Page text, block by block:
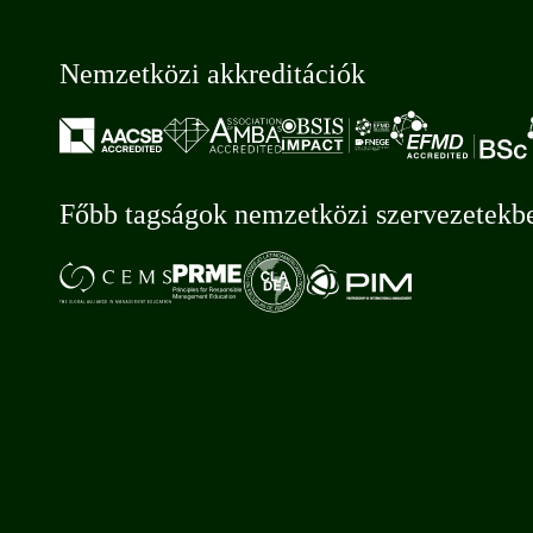
Nemzetközi akkreditációk
Főbb tagságok nemzetközi